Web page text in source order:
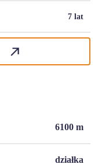
7 lat
6100 m
działka